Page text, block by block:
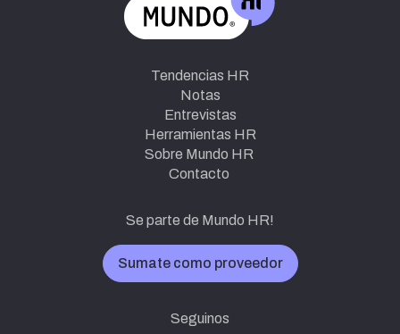
Tendencias HR
Notas
Entrevistas
Herramientas HR
Sobre Mundo HR
Contacto
Se parte de Mundo HR!
Sumate como proveedor
Seguinos